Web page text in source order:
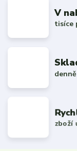
V
tisíce
zboží